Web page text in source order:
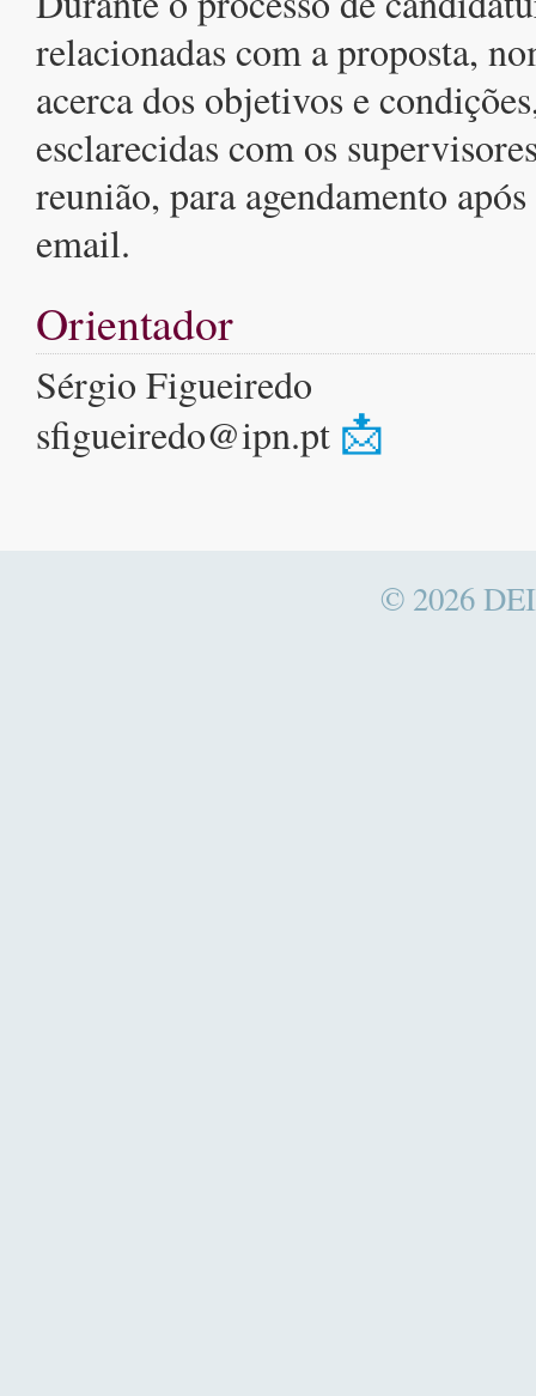
relacionadas com a proposta,
acerca dos objetivos e
esclarecidas com os
reunião, para agendamento
email.
Orientador
Sérgio Figueiredo
sfigueiredo@ipn.pt 📩
© 2026